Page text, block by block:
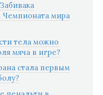
мира
тела можно
мяча в игре?
стала первым